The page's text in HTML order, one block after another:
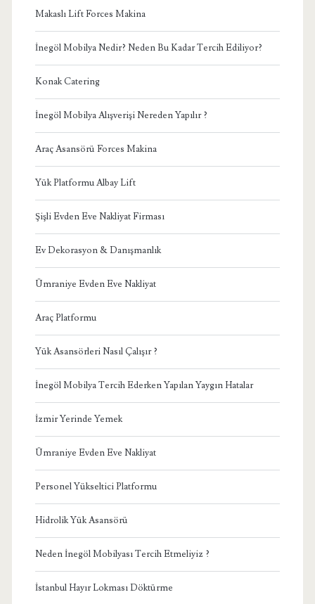
Makaslı Lift Forces Makina
İnegöl Mobilya Nedir? Neden Bu Kadar Tercih Ediliyor?
Konak Catering
İnegöl Mobilya Alışverişi Nereden Yapılır ?
Araç Asansörü Forces Makina
Yük Platformu Albay Lift
Şişli Evden Eve Nakliyat Firması
Ev Dekorasyon & Danışmanlık
Ümraniye Evden Eve Nakliyat
Araç Platformu
Yük Asansörleri Nasıl Çalışır ?
İnegöl Mobilya Tercih Ederken Yapılan Yaygın Hatalar
İzmir Yerinde Yemek
Ümraniye Evden Eve Nakliyat
Personel Yükseltici Platformu
Hidrolik Yük Asansörü
Neden İnegöl Mobilyası Tercih Etmeliyiz ?
İstanbul Hayır Lokması Döktürme